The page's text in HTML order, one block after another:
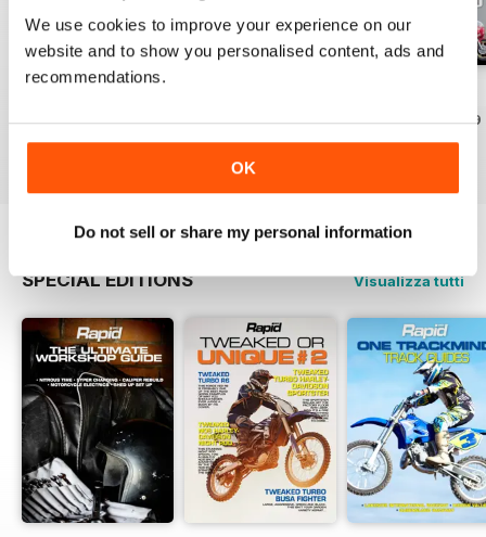
We use cookies to improve your experience on our
website and to show you personalised content, ads and
recommendations.
OK
Do not sell or share my personal information
Acquista per€3,49
Vista|Al carrello
Acquista per€3,49
Vista|Al carrello
Acquista per€3,49
Vista|Al carrello
SPECIAL EDITIONS Visualizza tutti